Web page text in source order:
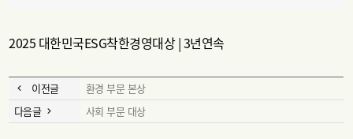
2025 대한민국ESG착한경영대상 | 3년연속
이전글
환경 부문 본상
다음글
사회 부문 대상